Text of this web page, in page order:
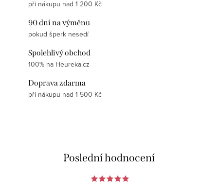
při nákupu nad 1 200 Kč
90 dní na výměnu
pokud šperk nesedí
Spolehlivý obchod
100% na Heureka.cz
Doprava zdarma
při nákupu nad 1 500 Kč
Poslední hodnocení